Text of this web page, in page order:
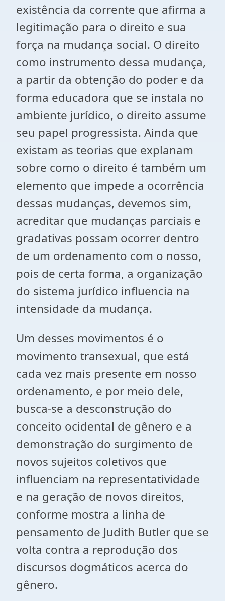
existência da corrente que afirma a
legitimação para o direito e sua
força na mudança social. O direito
como instrumento dessa mudança,
a partir da obtenção do poder e da
forma educadora que se instala no
ambiente jurídico, o direito assume
seu papel progressista. Ainda que
existam as teorias que explanam
sobre como o direito é também um
elemento que impede a ocorrência
dessas mudanças, devemos sim,
acreditar que mudanças parciais e
gradativas possam ocorrer dentro
de um ordenamento com o nosso,
pois de certa forma, a organização
do sistema jurídico influencia na
intensidade da mudança.
Um desses movimentos é o
movimento transexual, que está
cada vez mais presente em nosso
ordenamento, e por meio dele,
busca-se a desconstrução do
conceito ocidental de gênero e a
demonstração do surgimento de
novos sujeitos coletivos que
influenciam na representatividade
e na geração de novos direitos,
conforme mostra a linha de
pensamento de Judith Butler que se
volta contra a reprodução dos
discursos dogmáticos acerca do
gênero.